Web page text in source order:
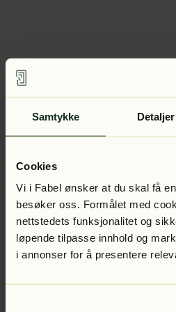
Samtykke Detaljer
Cookies
Vi i Fabel ønsker at du skal få
besøker oss. Formålet med
nettstedets funksjonalitet og
løpende tilpasse innhold og
i annonser for å presentere